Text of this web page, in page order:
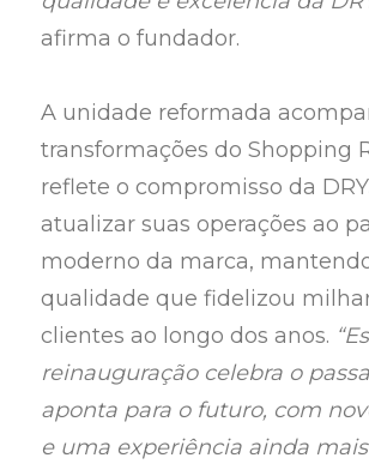
afirma o fundador.
A unidade reformada
transformações do Shopping
reflete o compromisso da
atualizar suas operações ao
moderno da marca,
qualidade que fidelizou
clientes ao longo dos anos.
reinauguração celebra o
aponta para o futuro, com
e uma experiência ainda